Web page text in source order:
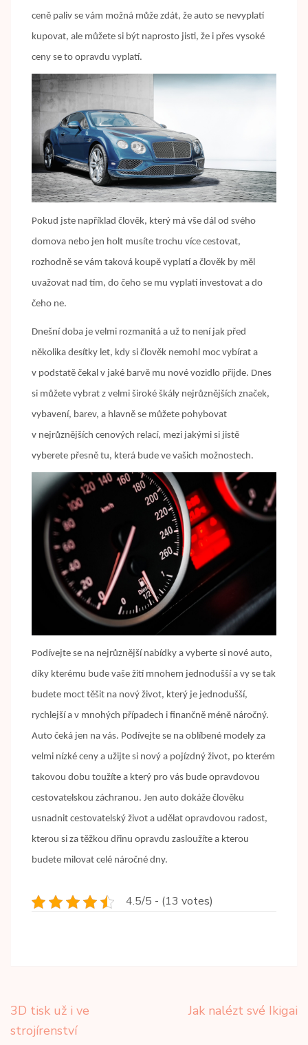
ceně paliv se vám možná může zdát, že auto se nevyplatí
kupovat, ale můžete si být naprosto jisti, že i přes vysoké
ceny se to opravdu vyplatí.
Pokud jste například člověk, který má vše dál od svého
domova nebo jen holt musíte trochu více cestovat,
rozhodně se vám taková koupě vyplatí a člověk by měl
uvažovat nad tím, do čeho se mu vyplatí investovat a do
čeho ne.
Dnešní doba je velmi rozmanitá a už to není jak před
několika desítky let, kdy si člověk nemohl moc vybírat a
v podstatě čekal v jaké barvě mu nové vozidlo přijde. Dnes
si můžete vybrat z velmi široké škály nejrůznějších značek,
vybavení, barev, a hlavně se můžete pohybovat
v nejrůznějších cenových relací, mezi jakými si jistě
vyberete přesně tu, která bude ve vašich možnostech.
Podívejte se na nejrůznější nabídky a vyberte si nové auto,
díky kterému bude vaše žití mnohem jednodušší a vy se tak
budete moct těšit na nový život, který je jednodušší,
rychlejší a v mnohých případech i finančně méně náročný.
Auto čeká jen na vás. Podívejte se na oblíbené modely za
velmi nízké ceny a užijte si nový a pojízdný život, po kterém
takovou dobu toužíte a který pro vás bude opravdovou
cestovatelskou záchranou. Jen auto dokáže člověku
usnadnit cestovatelský život a udělat opravdovou radost,
kterou si za těžkou dřinu opravdu zasloužíte a kterou
budete milovat celé náročné dny.
4.5/5 - (13 votes)
Navigace
pro
3D tisk už i ve
strojírenství
Jak nalézt své Ikigai